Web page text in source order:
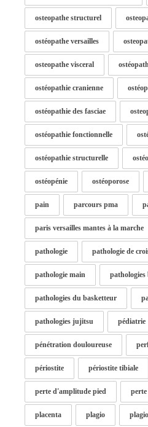
osteopathe structurel
ostéopathe versailles
osteopathe visceral
ostéopathie cranienne
ostéopathie des fasciae
ostéopathie fonctionnelle
ostéopathie structurelle
ostéopénie ostéoporose
pain parcours pma
paris versailles mantes à la marche
pathologie pathologie de
pathologie main pathologies
pathologies du basketteur
pathologies jujitsu pédiatrie
pénétration douloureuse
périostite périostite tibiale
perte d'amplitude pied perte
placenta plagio